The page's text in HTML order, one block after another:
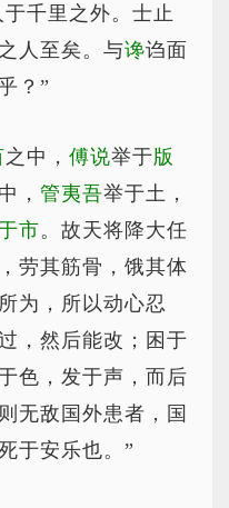
于千里之外。士止
人至矣。与谗诌面
？”
之中， 傅说举于版
， 管夷吾举于土，
市。故天将降大任
劳其筋骨，饿其体
为，所以动心忍
，然后能改；困于
色，发于声，而后
无敌国外患者，国
于安乐也。”